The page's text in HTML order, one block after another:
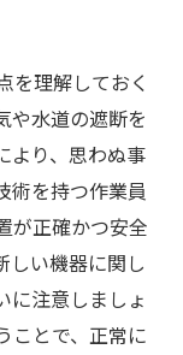
を理解しておく
や水道の遮断を
より、思わぬ事
術を持つ作業員
が正確かつ安全
しい機器に関し
に注意しましょ
ことで、正常に